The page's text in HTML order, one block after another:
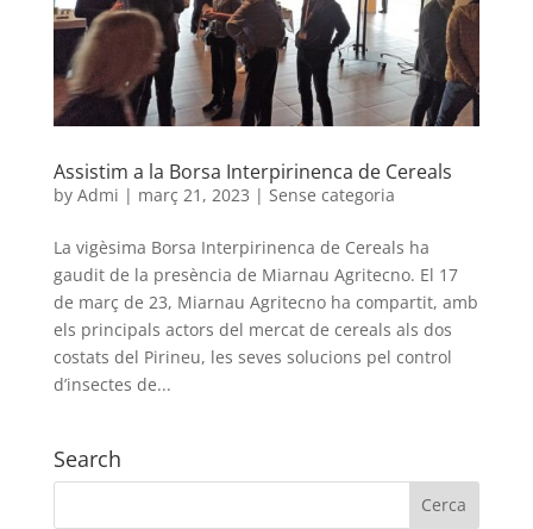
Assistim a la Borsa Interpirinenca de Cereals
by Admi | març 21, 2023 | Sense categoria
La vigèsima Borsa Interpirinenca de Cereals ha
gaudit de la presència de Miarnau Agritecno. El 17
de març de 23, Miarnau Agritecno ha compartit, amb
els principals actors del mercat de cereals als dos
costats del Pirineu, les seves solucions pel control
d’insectes de...
Search